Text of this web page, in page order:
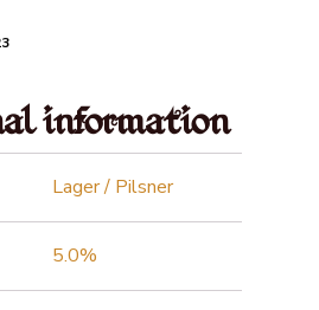
information
Lager / Pilsner
5.0%